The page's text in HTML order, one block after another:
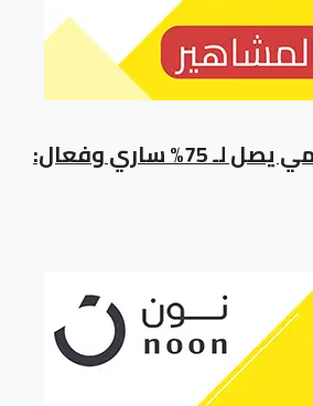
كود خصم نون شيمي يصل لـ 75% ساري وفعال: